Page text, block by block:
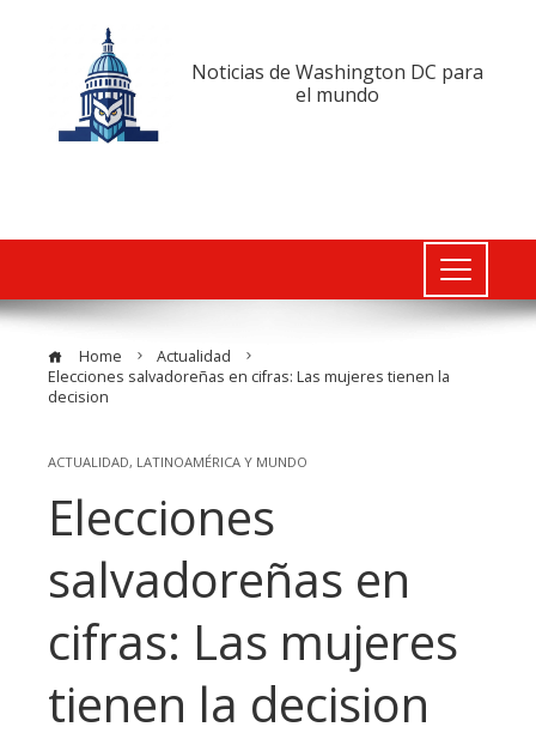
Noticias de Washington DC para
el mundo
Home
Actualidad
Elecciones salvadoreñas en cifras: Las mujeres tienen la
decision
ACTUALIDAD, LATINOAMÉRICA Y MUNDO
Elecciones
salvadoreñas en
cifras: Las mujeres
tienen la decision